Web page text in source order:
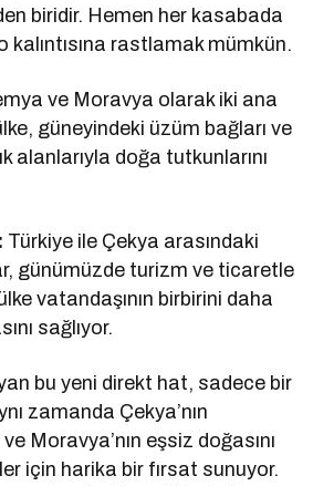
biridir. Hemen her kasabada
kalıntısına rastlamak mümkün.
ve Moravya olarak iki ana
güneyindeki üzüm bağları ve
alanlarıyla doğa tutkunlarını
Türkiye ile Çekya arasındaki
günümüzde turizm ve ticaretle
vatandaşının birbirini daha
sağlıyor.
bu yeni direkt hat, sadece bir
zamanda Çekya’nın
Moravya’nın eşsiz doğasını
için harika bir fırsat sunuyor.